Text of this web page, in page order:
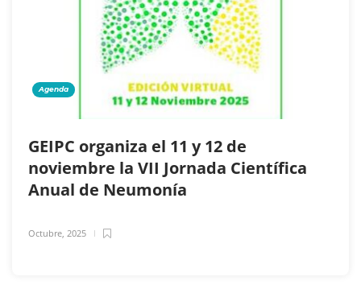
Agenda
GEIPC organiza el 11 y 12 de
noviembre la VII Jornada Científica
Anual de Neumonía
Octubre, 2025